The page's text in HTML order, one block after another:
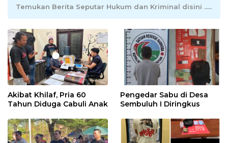
Temukan Berita Seputar Hukum dan Kriminal disini .....
Akibat Khilaf, Pria 60
Tahun Diduga Cabuli Anak
Pengedar Sabu di Desa
Sembuluh I Diringkus